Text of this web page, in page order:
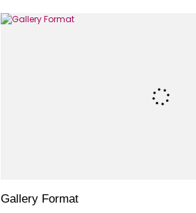
Gallery Format